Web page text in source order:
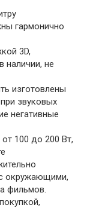
гармонично
3D,
наличии, не
изготовлены
звуковых
негативные
100 до 200 Вт,
окружающими,
фильмов.